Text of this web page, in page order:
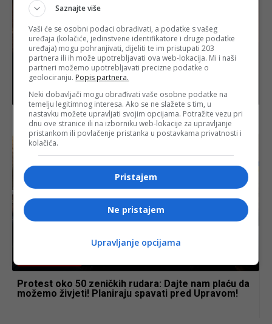
Bosanski vjestnik
BOSANSKI VJESTNIK – 15. 6. 2026.
Protest oko 50 zeničkih rudara: Dajte nam plaću da
možemo živjeti! Planiraju spavati pred Upravom!
Saznajte više
Vaši će se osobni podaci obrađivati, a podatke s vašeg
uređaja (kolačiće, jedinstvene identifikatore i druge podatke
uređaja) mogu pohranjivati, dijeliti te im pristupati 203
partnera ili ih može upotrebljavati ova web-lokacija. Mi i naši
partneri možemo upotrebljavati precizne podatke o
geolociranju. Popis partnera.
Neki dobavljači mogu obrađivati vaše osobne podatke na
temelju legitimnog interesa. Ako se ne slažete s tim, u
nastavku možete upravljati svojim opcijama. Potražite vezu pri
dnu ove stranice ili na izborniku web-lokacije za upravljanje
pristankom ili povlačenje pristanka u postavkama privatnosti i
kolačića.
Pristajem
Ne pristajem
Upravljanje opcijama